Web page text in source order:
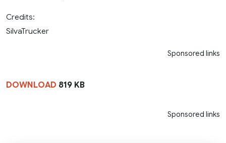
Credits:
SilvaTrucker
Sponsored links
DOWNLOAD 819 KB
Sponsored links